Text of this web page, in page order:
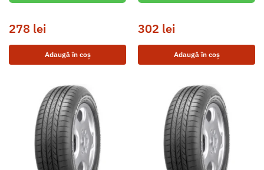
278 lei
Adaugă în coș
302 lei
Adaugă în coș